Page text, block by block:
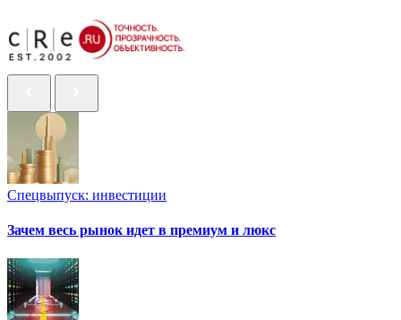
Спецвыпуск: инвестиции
Зачем весь рынок идет в премиум и люкс